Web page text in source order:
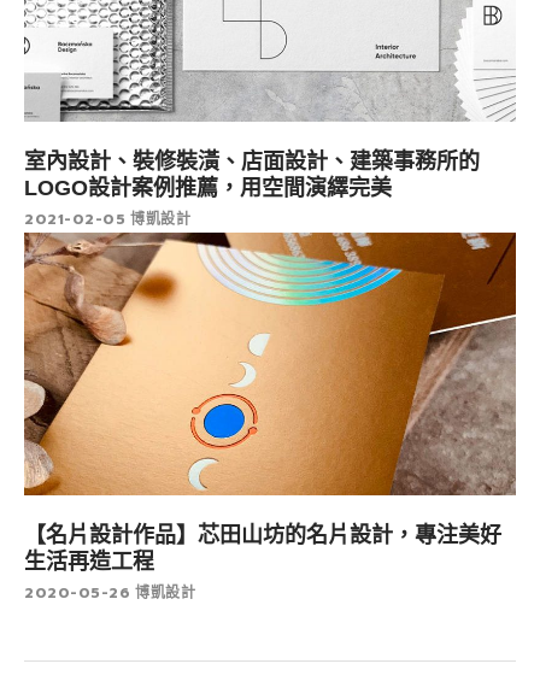
室內設計、裝修裝潢、店面設計、建築事務所的
LOGO設計案例推薦，用空間演繹完美
2021-02-05 博凱設計
【名片設計作品】芯田山坊的名片設計，專注美好
生活再造工程
2020-05-26 博凱設計